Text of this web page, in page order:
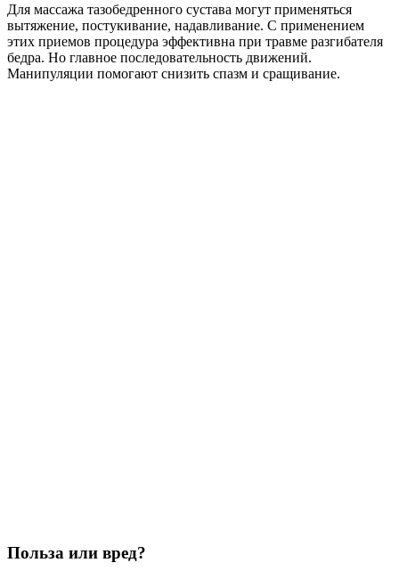
Для массажа тазобедренного сустава могут применяться
вытяжение, постукивание, надавливание. С применением
этих приемов процедура эффективна при травме разгибателя
бедра. Но главное последовательность движений.
Манипуляции помогают снизить спазм и сращивание.
Польза или вред?